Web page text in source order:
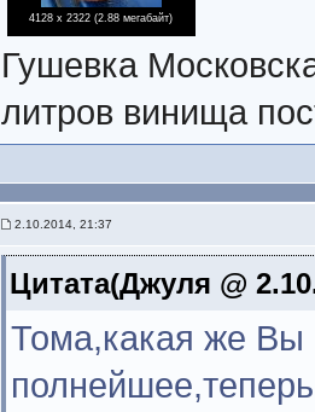
4128 x 2322 (2.88 мегабайт)
Гушевка
литров винища
2.10.2014, 21:37
Цитата(Джуля @
Тома,какая же Вы